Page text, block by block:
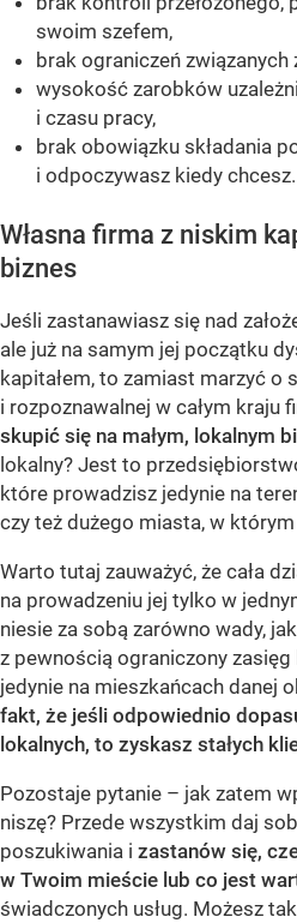
swoim szefem,
brak ograniczeń związanych
wysokość zarobków
i czasu pracy,
brak obowiązku składania
i odpoczywasz kiedy chcesz.
Własna firma z niskim
biznes
Jeśli zastanawiasz się nad
ale już na samym jej początku
kapitałem, to zamiast marzyć o
i rozpoznawalnej w całym kraju
skupić się na małym, lokalnym
lokalny? Jest to
które prowadzisz jedynie na
czy też dużego miasta, w
Warto tutaj zauważyć, że cała
na prowadzeniu jej tylko w
niesie za sobą zarówno wady,
z pewnością ograniczony
jedynie na mieszkańcach danej
fakt, że jeśli odpowiednio
lokalnych, to zyskasz stałych
Pozostaje pytanie – jak zatem
niszę? Przede wszystkim daj
poszukiwania i zastanów się,
w Twoim mieście lub co jest
świadczonych usług. Możesz